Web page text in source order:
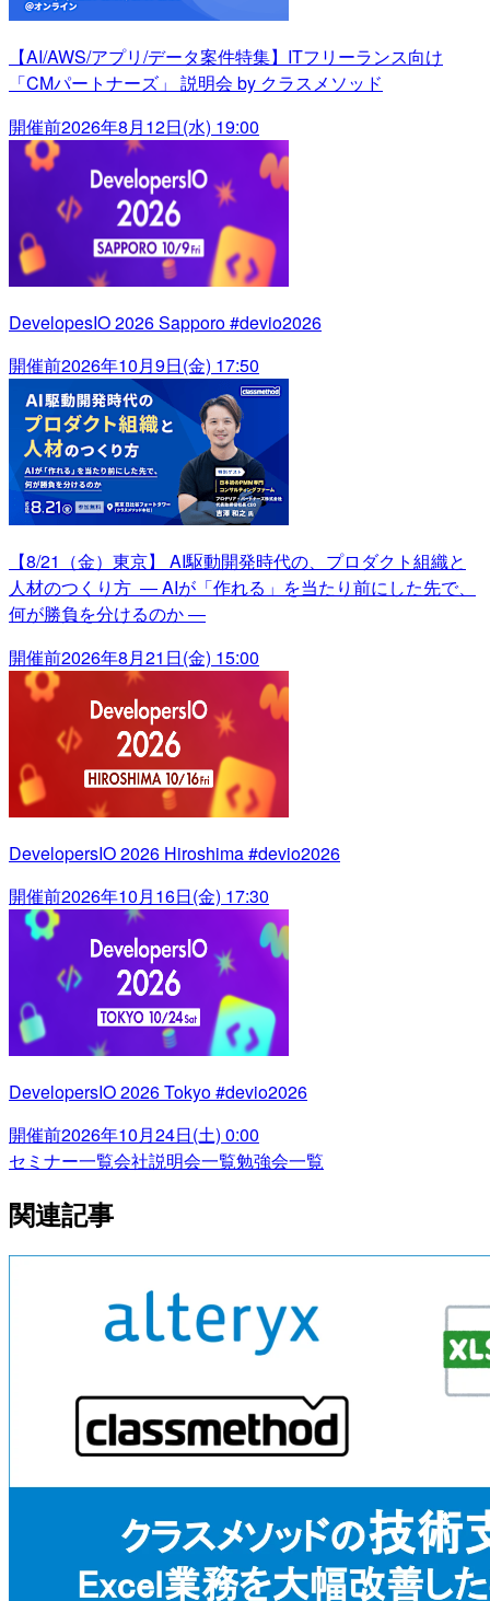
【AI/AWS/アプリ/データ案件特集】ITフリーランス向け
「CMパートナーズ」 説明会 by クラスメソッド
開催前2026年8月12日(水) 19:00
DevelopesIO 2026 Sapporo #devio2026
開催前2026年10月9日(金) 17:50
【8/21（金）東京】 AI駆動開発時代の、プロダクト組織と
人材のつくり方 ― AIが「作れる」を当たり前にした先で、
何が勝負を分けるのか ―
開催前2026年8月21日(金) 15:00
DevelopersIO 2026 Hiroshima #devio2026
開催前2026年10月16日(金) 17:30
DevelopersIO 2026 Tokyo #devio2026
開催前2026年10月24日(土) 0:00
セミナー一覧会社説明会一覧勉強会一覧
関連記事